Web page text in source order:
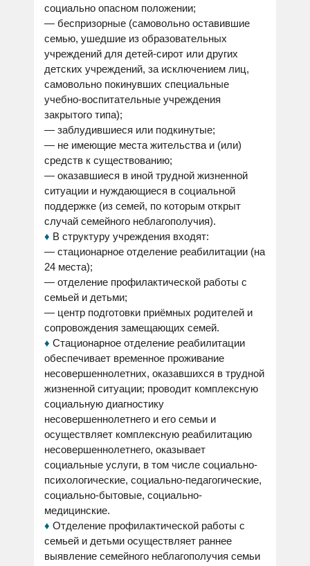
социально опасном положении;
— беспризорные (самовольно оставившие
семью, ушедшие из образовательных
учреждений для детей-сирот или других
детских учреждений, за исключением лиц,
самовольно покинувших специальные
учебно-воспитательные учреждения
закрытого типа);
— заблудившиеся или подкинутые;
— не имеющие места жительства и (или)
средств к существованию;
— оказавшиеся в иной трудной жизненной
ситуации и нуждающиеся в социальной
поддержке (из семей, по которым открыт
случай семейного неблагополучия).
♦ В структуру учреждения входят:
— стационарное отделение реабилитации (на
24 места);
— отделение профилактической работы с
семьей и детьми;
— центр подготовки приёмных родителей и
сопровождения замещающих семей.
♦ Стационарное отделение реабилитации
обеспечивает временное проживание
несовершеннолетних, оказавшихся в трудной
жизненной ситуации; проводит комплексную
социальную диагностику
несовершеннолетнего и его семьи и
осуществляет комплексную реабилитацию
несовершеннолетнего, оказывает
социальные услуги, в том числе социально-
психологические, социально-педагогические,
социально-бытовые, социально-
медицинские.
♦ Отделение профилактической работы с
семьей и детьми осуществляет раннее
выявление семейного неблагополучия семьи